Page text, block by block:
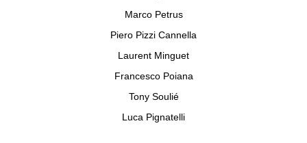
Marco Petrus
Piero Pizzi Cannella
Laurent Minguet
Francesco Poiana
Tony Soulié
Luca Pignatelli